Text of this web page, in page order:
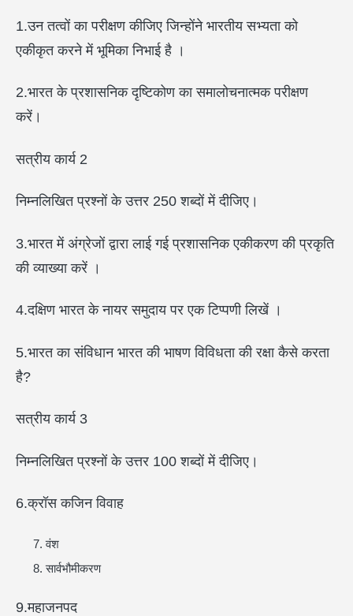
1.उन तत्वों का परीक्षण कीजिए जिन्होंने भारतीय सभ्यता को
एकीकृत करने में भूमिका निभाई है ।
2.भारत के प्रशासनिक दृष्टिकोण का समालोचनात्मक परीक्षण
करें।
सत्रीय कार्य 2
निम्नलिखित प्रश्नों के उत्तर 250 शब्दों में दीजिए।
3.भारत में अंग्रेजों द्वारा लाई गई प्रशासनिक एकीकरण की प्रकृति
की व्याख्या करें ।
4.दक्षिण भारत के नायर समुदाय पर एक टिप्पणी लिखें ।
5.भारत का संविधान भारत की भाषण विविधता की रक्षा कैसे करता
है?
सत्रीय कार्य 3
निम्नलिखित प्रश्नों के उत्तर 100 शब्दों में दीजिए।
6.क्रॉस कजिन विवाह
वंश
सार्वभौमीकरण
9.महाजनपद